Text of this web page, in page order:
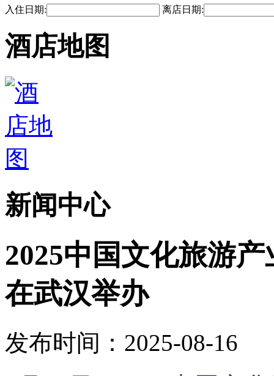
入住日期: 离店日期:
酒店地图
新闻中心
2025中国文化旅游
在武汉举办
发布时间：2025-08-16